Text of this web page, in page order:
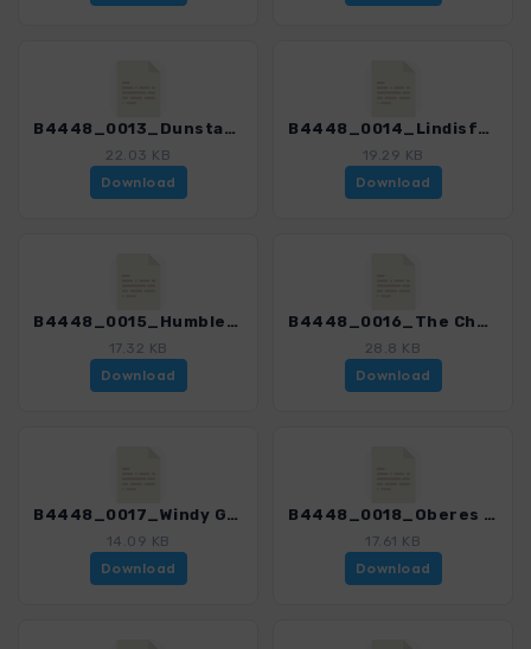
B4448_0013_Dunstanburgh Castle und Craster_4448_1.gpx
22.03 KB
Download
B4448_0014_Lindisfarne_4448_1.gpx
19.29 KB
Download
B4448_0015_Humbledon Hill und Carey Burn_4448_1.gpx
17.32 KB
Download
B4448_0016_The Cheviot_4448_1.gpx
28.8 KB
Download
B4448_0017_Windy Gyle_4448_1.gpx
14.09 KB
Download
B4448_0018_Oberes Coquetdale bei Alwinton_4448_1.gpx
17.61 KB
Download